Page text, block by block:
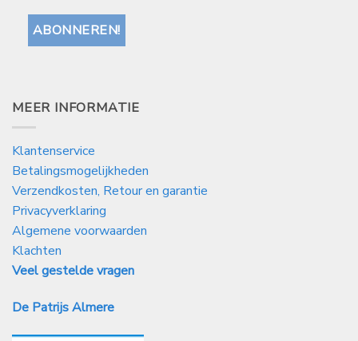
MEER INFORMATIE
Klantenservice
Betalingsmogelijkheden
Verzendkosten, Retour en garantie
Privacyverklaring
Algemene voorwaarden
Klachten
Veel gestelde vragen
De Patrijs Almere